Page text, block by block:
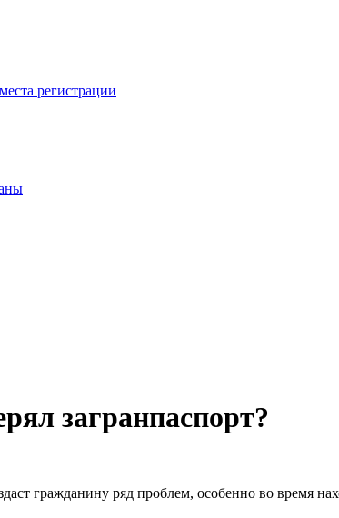
регистрации
загранпаспорт?
гражданину ряд проблем, особенно во время